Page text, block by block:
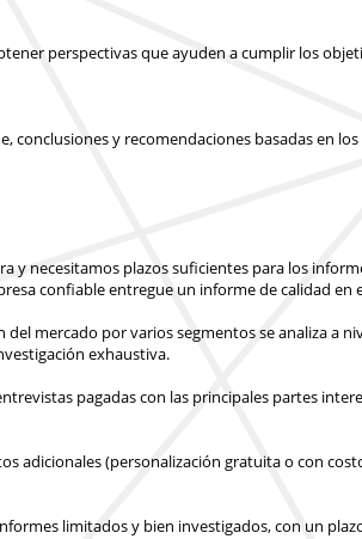
perspectivas que ayuden a cumplir los
y recomendaciones basadas en
y necesitamos plazos suficientes para los
confiable entregue un informe de calidad en
mercado por varios segmentos se analiza a
exhaustiva.
pagadas con las principales partes
adicionales (personalización gratuita o con
limitados y bien investigados, con un